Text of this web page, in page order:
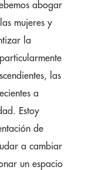
abogar
mujeres y
la
las
a
Estoy
de
a cambiar
un espacio